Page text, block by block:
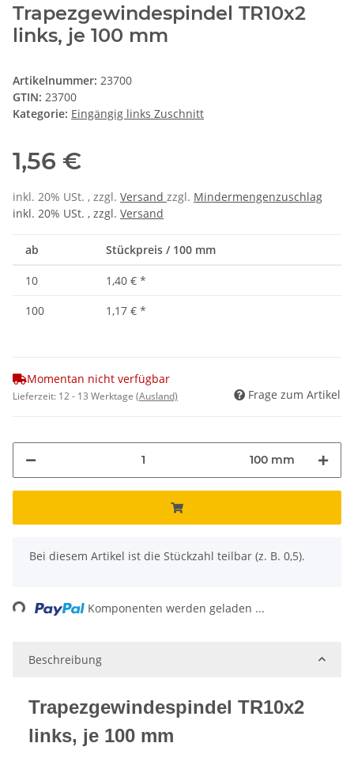
Trapezgewindespindel TR10x2
links, je 100 mm
Artikelnummer: 23700
GTIN: 23700
Kategorie: Eingängig links Zuschnitt
1,56 €
inkl. 20% USt. , zzgl. Versand zzgl. Mindermengenzuschlag
inkl. 20% USt. , zzgl. Versand
ab Stückpreis / 100 mm
10 1,40 € *
100
1,17 € *
Momentan nicht verfügbar
Lieferzeit: 12 - 13 Werktage (Ausland) Frage zum Artikel
100 mm
x
Bei diesem Artikel ist die Stückzahl teilbar (z. B. 0,5).
Komponenten werden geladen ...
Beschreibung
Trapezgewindespindel TR10x2
links, je 100 mm